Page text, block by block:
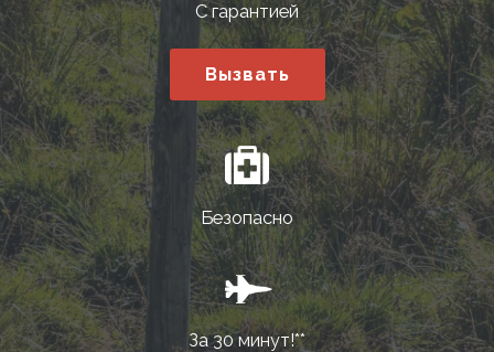
С гарантией
Вызвать
Безопасно
За 30 минут!**